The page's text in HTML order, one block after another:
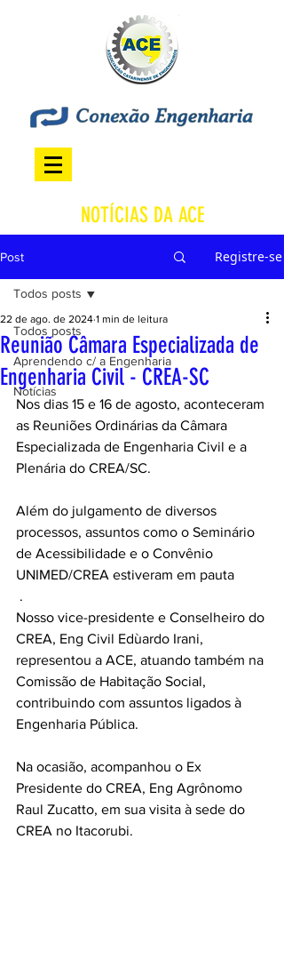
NOTÍCIAS DA ACE
Post Registre-se
Todos posts
Aprendendo c/ a Engenharia
Notícias
Todos posts
Reunião Câmara Especializada de
Engenharia Civil - CREA-SC
22 de ago. de 2024 1 min de leitura
Nos dias 15 e 16 de agosto, aconteceram
as Reuniões Ordinárias da Câmara
Especializada de Engenharia Civil e a
Plenária do CREA/SC.
Além do julgamento de diversos
processos, assuntos como o Seminário
de Acessibilidade e o Convênio
UNIMED/CREA estiveram em pauta
.
Nosso vice-presidente e Conselheiro do
CREA, Eng Civil Edùardo Irani,
representou a ACE, atuando também na
Comissão de Habitação Social,
contribuindo com assuntos ligados à
Engenharia Pública.
Na ocasião, acompanhou o Ex
Presidente do CREA, Eng Agrônomo
Raul Zucatto, em sua visita à sede do
CREA no Itacorubi.